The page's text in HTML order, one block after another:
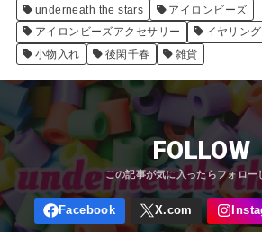
underneath the stars
アイロンビーズ
アイロンビーズアクセサリー
イヤリング
小物入れ
後閑千春 雑貨
FOLLOW